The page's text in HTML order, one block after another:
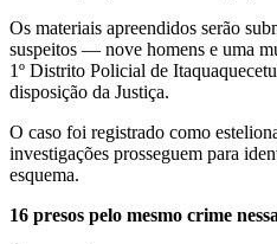
Os materiais apreendidos serão
suspeitos — nove homens e uma
1º Distrito Policial de
disposição da Justiça.
O caso foi registrado como
investigações prosseguem para
esquema.
16 presos pelo mesmo crime